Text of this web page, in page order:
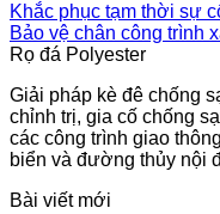
Khắc phục tạm thời sự
Bảo vệ chân công trình
Rọ đá Polyester
Giải pháp kè đê chống
chỉnh trị, gia cố chống
các công trình giao
biển và đường thủy nội
Bài viết mới